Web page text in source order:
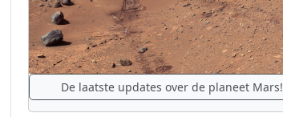
De laatste updates over de planeet Mars!